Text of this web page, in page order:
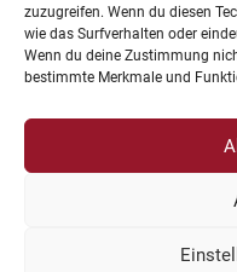
zuzugreifen. Wenn du diesen
wie das Surfverhalten oder
Wenn du deine Zustimmung
bestimmte Merkmale und
-